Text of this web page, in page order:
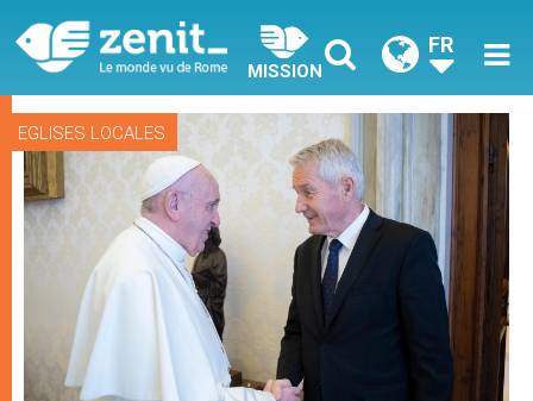
MISSION
FR
EGLISES LOCALES